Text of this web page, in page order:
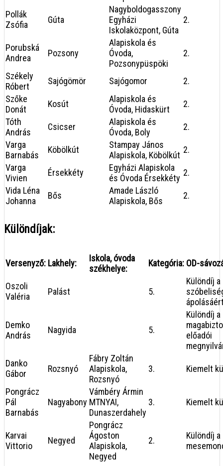
Pollák
Zsófia
Gúta
Nagyboldogasszony
Egyházi
Iskolaközpont, Gúta
2.
Porubská
Andrea
Pozsony
Alapiskola és
Óvoda,
Pozsonypüspöki
2.
Székely
Róbert
Sajógömör Sajógomor
2.
Szőke
Donát
Kosút
Alapiskola és
Óvoda, Hidaskürt
2.
Tóth
András
Csicser
Alapiskola és
Óvoda, Boly
2.
Varga
Barnabás
Köbölkút
Stampay János
Alapiskola, Köbölkút
2.
Varga
Vivien
Érsekkéty
Egyházi Alapiskola
és Óvoda Érsekkéty
2.
Vida Léna
Johanna
Bős
Amade László
Alapiskola, Bős
2.
Különdíjak:
Versenyző: Lakhely:
Iskola, óvoda
székhelye:
Kategória: OD-
Oszoli
Valéria
Palást 5.
Különdíj
Demko
András
Nagyida 5.
Különdíj a
előadói
Danko
Gábor
Rozsnyó
Fábry Zoltán
Alapiskola,
Rozsnyó
3. Kiemelt
Pongrácz
Pál
Barnabás
Nagyabony
Vámbéry Ármin
MTNYAI,
Dunaszerdahely
3. Kiemelt
Karvai
Vittorio
Negyed
Pongrácz
Ágoston
Alapiskola,
Negyed
2.
Különdíj